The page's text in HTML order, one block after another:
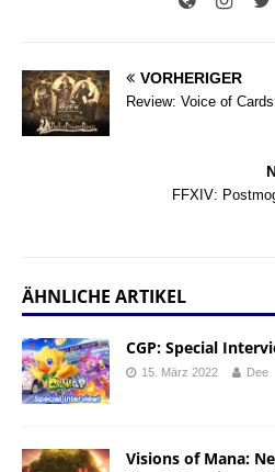
VORHERIGER
Review: Voice of
FFXIV:
ÄHNLICHE ARTIKEL
CGP: Special
15. März 2022 Dee
Visions of Mana: